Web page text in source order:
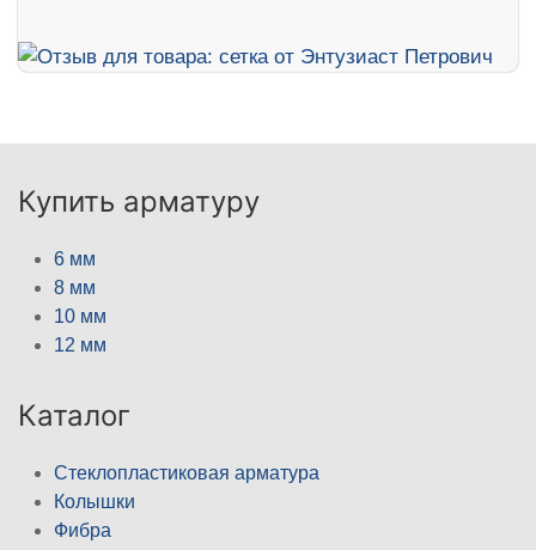
Купить арматуру
6 мм
8 мм
10 мм
12 мм
Каталог
Стеклопластиковая арматура
Колышки
Фибра